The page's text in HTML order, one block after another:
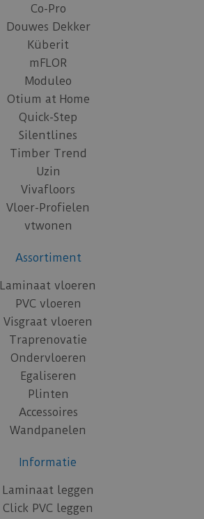
Co-Pro
Douwes Dekker
Küberit
mFLOR
Moduleo
Otium at Home
Quick-Step
Silentlines
Timber Trend
Uzin
Vivafloors
Vloer-Profielen
vtwonen
Assortiment
Laminaat vloeren
PVC vloeren
Visgraat vloeren
Traprenovatie
Ondervloeren
Egaliseren
Plinten
Accessoires
Wandpanelen
Informatie
Laminaat leggen
Click PVC leggen